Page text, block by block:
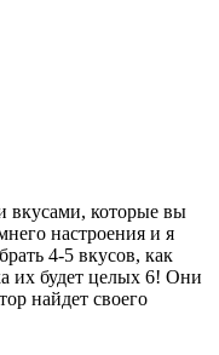
вкусами, которые вы
настроения и я
4-5 вкусов, как
их будет целых 6! Они
найдет своего